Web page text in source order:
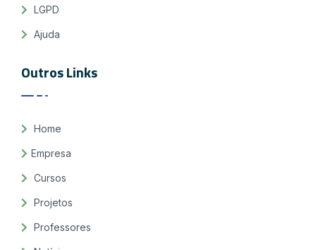
LGPD
Ajuda
Outros Links
Home
Empresa
Cursos
Projetos
Professores